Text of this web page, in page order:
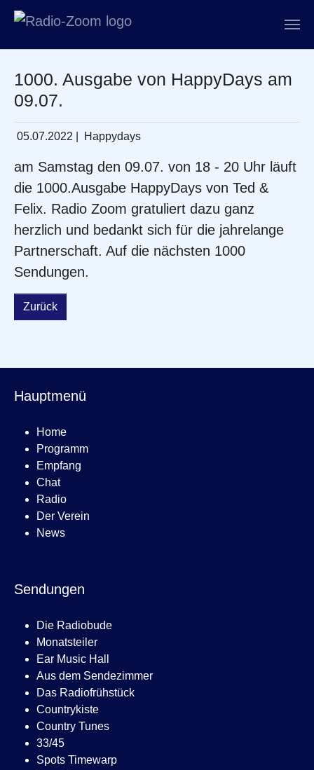
1000. Ausgabe von HappyDays am
09.07.
05.07.2022 Happydays
am Samstag den 09.07. von 18 - 20 Uhr läuft
die 1000.Ausgabe HappyDays von Ted &
Felix. Radio Zoom gratuliert dazu ganz
herzlich und bedankt sich für die jahrelange
Partnerschaft. Auf die nächsten 1000
Sendungen.
Zurück
Hauptmenü
Home
Programm
Empfang
Chat
Radio
Der Verein
News
Sendungen
Die Radiobude
Monatsteiler
Ear Music Hall
Aus dem Sendezimmer
Das Radiofrühstück
Countrykiste
Country Tunes
33/45
Spots Timewarp